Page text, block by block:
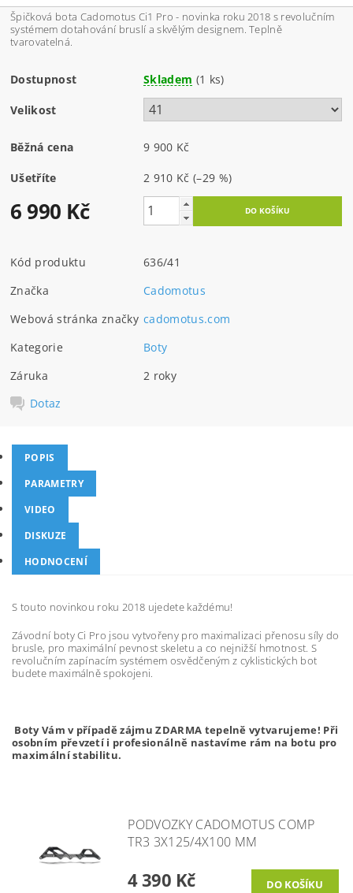
Špičková bota Cadomotus Ci1 Pro - novinka roku 2018 s revolučním
systémem dotahování bruslí a skvělým designem. Teplně
tvarovatelná.
Dostupnost Skladem (1 ks)
Velikost
Běžná cena 9 900 Kč
Ušetříte 2 910 Kč (–29 %)
6 990 Kč
Kód produktu
636/41
Značka
Cadomotus
Webová stránka značky cadomotus.com
Kategorie
Boty
Záruka
2 roky
Dotaz
POPIS
PARAMETRY
VIDEO
DISKUZE
HODNOCENÍ
S touto novinkou roku 2018 ujedete každému!
Závodní boty Ci Pro jsou vytvořeny pro maximalizaci přenosu síly do
brusle, pro maximální pevnost skeletu a co nejnižší hmotnost. S
revolučním zapínacím systémem osvědčeným z cyklistických bot
budete maximálně spokojeni.
Boty Vám v případě zájmu ZDARMA tepelně vytvarujeme! Při
osobním převzetí i profesionálně nastavíme rám na botu pro
maximální stabilitu.
PODVOZKY CADOMOTUS COMP
TR3 3X125/4X100 MM
4 390 Kč